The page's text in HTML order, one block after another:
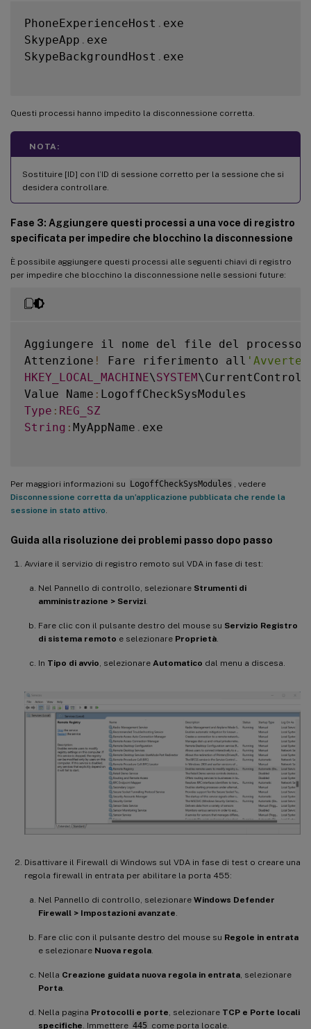
PhoneExperienceHost . exe
SkypeApp . exe
SkypeBackgroundHost . exe
Questi processi hanno impedito la disconnessione corretta.
NOTA:
Sostituire [ID] con l’ID di sessione corretto per la sessione che si
desidera controllare.
Fase 3: Aggiungere questi processi a una voce di registro
specificata per impedire che blocchino la disconnessione
È possibile aggiungere questi processi alle seguenti chiavi di registro
per impedire che blocchino la disconnessione nelle sessioni future:
Aggiungere il nome del file del
Attenzione ! Fare riferimento all
HKEY_LOCAL_MACHINE\SYSTEM
Value Name :
Type : REG_SZ
String : MyAppName . exe
Per maggiori informazioni su LogoffCheckSysModules
, vedere
Disconnessione corretta da un’applicazione pubblicata che rende la
sessione in stato attivo
Guida alla risoluzione dei problemi passo dopo passo
Avviare il servizio di registro remoto sul VDA in fase di test:
Nel Pannello di controllo, selezionare Strumenti di
amministrazione > Servizi
Fare clic con il pulsante destro del mouse su Servizio Registro
di sistema remoto e selezionare Proprietà
In Tipo di avvio , selezionare Automatico dal menu a discesa.
Disattivare il Firewall di Windows sul VDA in fase di test o creare una
regola firewall in entrata per abilitare la porta 455:
Nel Pannello di controllo, selezionare Windows Defender
Firewall > Impostazioni avanzate.
Fare clic con il pulsante destro del mouse su Regole in entrata
e selezionare Nuova regola.
Nella Creazione guidata nuova regola in entrata, selezionare
Porta.
Nella pagina Protocolli e porte, selezionare TCP e Porte locali
specifiche. Immettere 445 come porta locale.